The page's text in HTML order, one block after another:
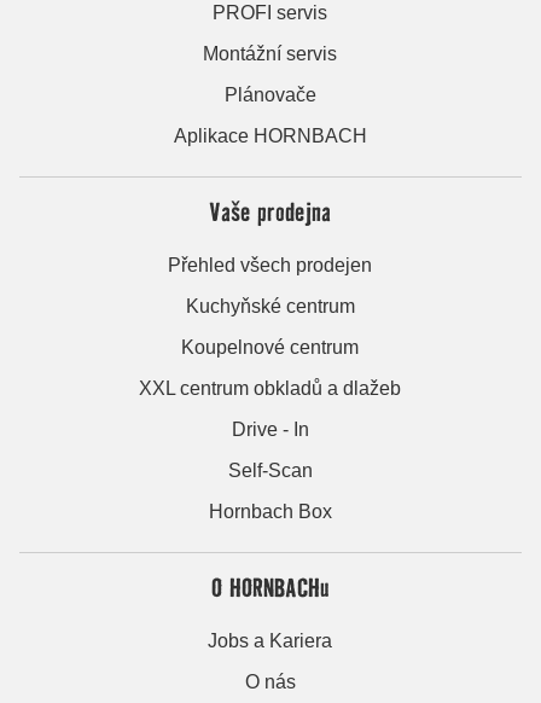
PROFI servis
Montážní servis
Plánovače
Aplikace HORNBACH
Vaše prodejna
Přehled všech prodejen
Kuchyňské centrum
Koupelnové centrum
XXL centrum obkladů a dlažeb
Drive - In
Self-Scan
Hornbach Box
O HORNBACHu
Jobs a Kariera
O nás